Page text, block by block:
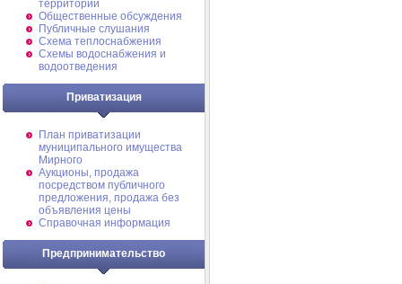
территории
Общественные обсуждения
Публичные слушания
Схема теплоснабжения
Схемы водоснабжения и
водоотведения
Приватизация
План приватизации
муниципального имущества
Мирного
Аукционы, продажа
посредством публичного
предложения, продажа без
объявления цены
Справочная информация
Предпринимательство